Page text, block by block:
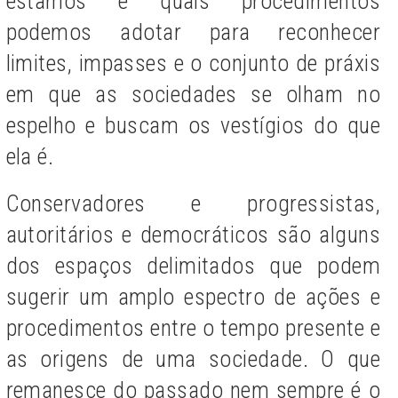
podemos adotar para reconhecer
limites, impasses e o conjunto de práxis
em que as sociedades se olham no
espelho e buscam os vestígios do que
ela é.
Conservadores e progressistas,
autoritários e democráticos são alguns
dos espaços delimitados que podem
sugerir um amplo espectro de ações e
procedimentos entre o tempo presente e
as origens de uma sociedade. O que
remanesce do passado nem sempre é o